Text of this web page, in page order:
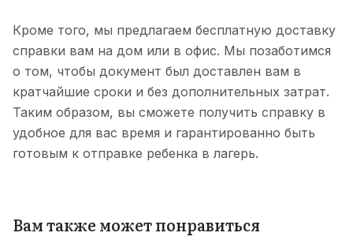
Кроме того, мы предлагаем бесплатную доставку
справки вам на дом или в офис. Мы позаботимся
о том, чтобы документ был доставлен вам в
кратчайшие сроки и без дополнительных затрат.
Таким образом, вы сможете получить справку в
удобное для вас время и гарантированно быть
готовым к отправке ребенка в лагерь.
Вам также может понравиться